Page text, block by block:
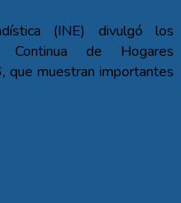
(INE) divulgó los
de Hogares
que muestran importantes